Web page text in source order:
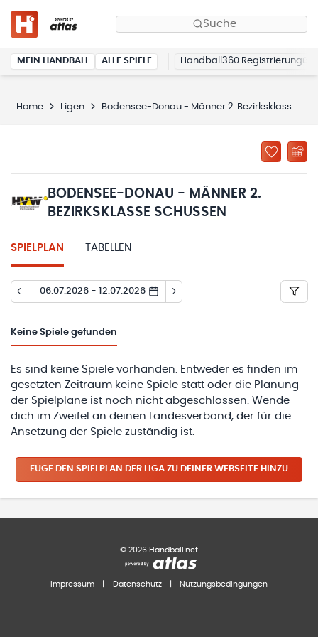
Suche
MEIN HANDBALL ALLE SPIELE Handball360 Registrierung
Home Ligen Bodensee-Donau - Männer 2. Bezirksklasse Schussen
BODENSEE-DONAU - MÄNNER 2.
BEZIRKSKLASSE SCHUSSEN
SPIELPLAN TABELLEN
06.07.2026 - 12.07.2026
Keine Spiele gefunden
Es sind keine Spiele vorhanden. Entweder es finden im
gesetzten Zeitraum keine Spiele statt oder die Planung
der Spielpläne ist noch nicht abgeschlossen. Wende
dich im Zweifel an deinen Landesverband, der für die
Ansetzung der Spiele zuständig ist.
FÜGE DEN SPIELPLAN DER LIGA ZU DEINER WEBSEITE HINZU
© 2026 Handball.net
Impressum Datenschutz Nutzungsbedingungen